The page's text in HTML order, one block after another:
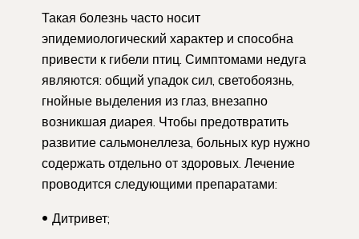
Такая болезнь часто носит
эпидемиологический характер и способна
привести к гибели птиц. Симптомами недуга
являются: общий упадок сил, светобоязнь,
гнойные выделения из глаз, внезапно
возникшая диарея. Чтобы предотвратить
развитие сальмонеллеза, больных кур нужно
содержать отдельно от здоровых. Лечение
проводится следующими препаратами:
Дитривет;